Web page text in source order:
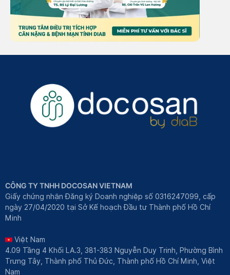
CÔNG TY TNHH DOCOSAN VIETNAM
Giấy chứng nhận Đăng ký Doanh nghiệp số 0316247099, cấp
ngày 27/04/2020 tại Sở Kế hoạch Đầu tư Thành phố Hồ Chí
Minh
Việt Nam
4.09 Tầng 4 Khối LA.3, 381-383 Nguyễn Duy Trinh, Phường Bình
Trưng Tây, Thành phố Thủ Đức, Thành phố Hồ Chí Minh, Việt
Nam